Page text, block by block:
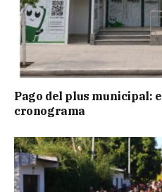
Pago del plus municipal:
cronograma